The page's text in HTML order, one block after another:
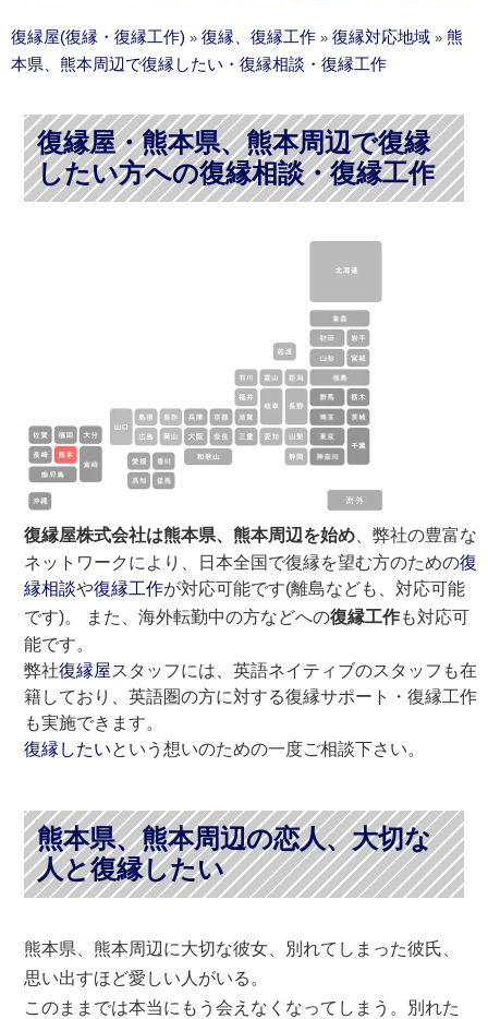
復縁屋(復縁・復縁工作) » 復縁、復縁工作 » 復縁対応地域 » 熊
本県、熊本周辺で復縁したい・復縁相談・復縁工作
復縁屋・熊本県、熊本周辺で復縁
したい方への復縁相談・復縁工作
復縁屋株式会社は熊本県、熊本周辺を始め 、弊社の豊富な
ネットワークにより、日本全国で復縁を望む方のための復
縁相談や復縁工作が対応可能です(離島なども、対応可能
です)。 また、海外転勤中の方などへの復縁工作も対応可
能です。
弊社復縁屋スタッフには、英語ネイティブのスタッフも在
籍しており、英語圏の方に対する復縁サポート・復縁工作
も実施できます。
復縁したいという想いのための一度ご相談下さい。
熊本県、熊本周辺の恋人、大切な
人と復縁したい
熊本県、熊本周辺に大切な彼女、別れてしまった彼氏、
思い出すほど愛しい人がいる。
このままでは本当にもう会えなくなってしまう。別れた